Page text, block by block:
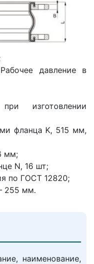
давление в
изготовлении
фланца K, 515 мм,
мм;
N, 16 шт;
по ГОСТ 12820;
255 мм.
наименование,